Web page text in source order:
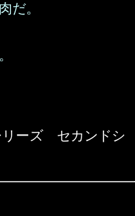
だ。
リーズ セカンドシ